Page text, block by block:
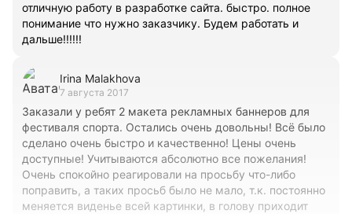
отличную работу в разработке сайта. быстро. полное
понимание что нужно заказчику. Будем работать и
дальше!!!!!!
Irina Malakhova
7 августа 2017
Заказали у ребят 2 макета рекламных баннеров для
фестиваля спорта. Остались очень довольны! Всё было
сделано очень быстро и качественно! Цены очень
доступные! Учитываются абсолютно все пожелания!
Очень спокойно реагировали на просьбу что-либо
поправить, а таких просьб было не мало, т.к. постоянно
меняется виденье всей картинки, в голову приходит